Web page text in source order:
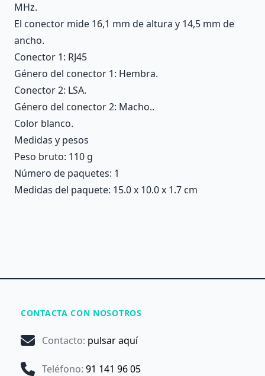
MHz.
El conector mide 16,1 mm de altura y 14,5 mm de
ancho.
Conector 1: RJ45
Género del conector 1: Hembra.
Conector 2: LSA.
Género del conector 2: Macho..
Color blanco.
Medidas y pesos
Peso bruto: 110 g
Número de paquetes: 1
Medidas del paquete: 15.0 x 10.0 x 1.7 cm
CONTACTA CON NOSOTROS
Contacto: pulsar aquí
Teléfono: 91 141 96 05